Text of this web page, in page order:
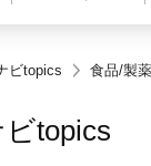
ビtopics 食品/製
topics